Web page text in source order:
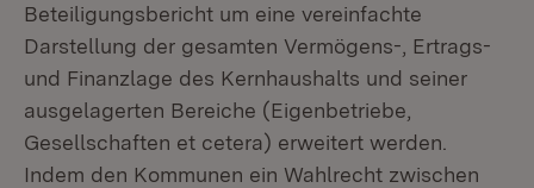
Beteiligungsbericht um eine vereinfachte
Darstellung der gesamten Vermögens-, Ertrags-
und Finanzlage des Kernhaushalts und seiner
ausgelagerten Bereiche (Eigenbetriebe,
Gesellschaften et cetera) erweitert werden.
Indem den Kommunen ein Wahlrecht zwischen